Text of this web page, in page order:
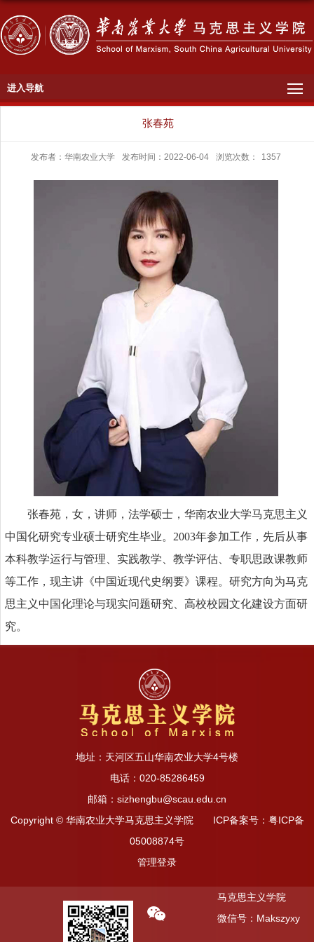
进入导航
​张春苑
发布者：华南农业大学 发布时间：2022-06-04 浏览次数： 1357
张春苑，女，讲师，法学硕士，华南农业大学马克思主义
中国化研究专业硕士研究生毕业。2003年参加工作，先后从事
本科教学运行与管理、实践教学、教学评估、专职思政课教师
等工作，现主讲《中国近现代史纲要》课程。研究方向为马克
思主义中国化理论与现实问题研究、高校校园文化建设方面研
究。
地址：天河区五山华南农业大学4号楼
电话：020-85286459
邮箱：sizhengbu@scau.edu.cn
Copyright © 华南农业大学马克思主义学院 ICP备案号：粤ICP备
05008874号
管理登录
马克思主义学院
微信号：Makszyxy